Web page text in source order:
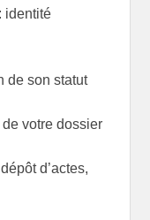
identité
de son statut
votre dossier
d’actes,